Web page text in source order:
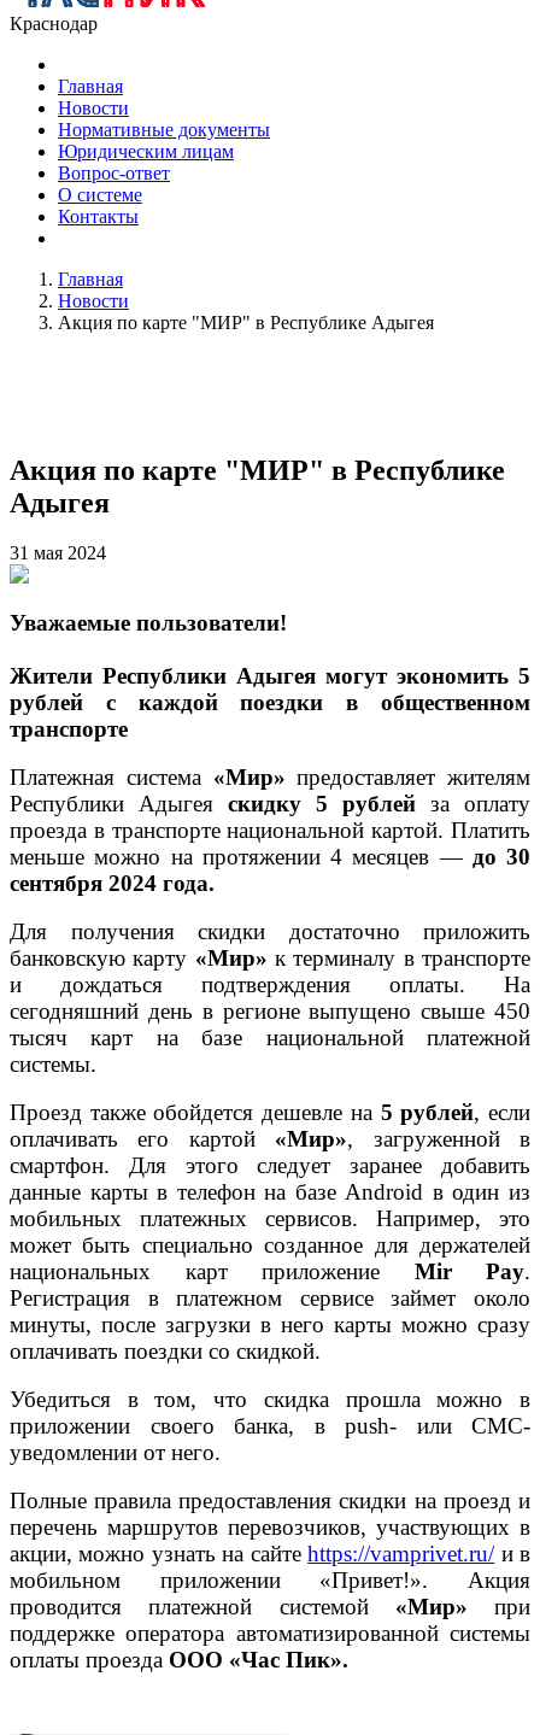
Краснодар
Главная
Новости
Нормативные документы
Юридическим лицам
Вопрос-ответ
О системе
Контакты
Главная
Новости
Акция по карте "МИР" в Республике Адыгея
Акция по карте "МИР" в Республике
Адыгея
31 мая 2024
Уважаемые пользователи!
Жители Республики Адыгея могут экономить 5
рублей с каждой поездки в общественном
транспорте
Платежная система «Мир» предоставляет жителям
Республики Адыгея скидку 5 рублей за оплату
проезда в транспорте национальной картой. Платить
меньше можно на протяжении 4 месяцев — до 30
сентября 2024 года.
Для получения скидки достаточно приложить
банковскую карту «Мир»к терминалу в транспорте
и дождаться подтверждения оплаты. На
сегодняшний день в регионе выпущено свыше 450
тысяч карт на базе национальной платежной
системы.
Проезд также обойдется дешевле на 5 рублей, если
оплачивать его картой «Мир», загруженной в
смартфон. Для этого следует заранее добавить
данные карты в телефон на базе Android в один из
мобильных платежных сервисов. Например, это
может быть специально созданное для держателей
национальных карт приложение Mir Pay.
Регистрация в платежном сервисе займет около
минуты, после загрузки в него карты можно сразу
оплачивать поездки со скидкой.
Убедиться в том, что скидка прошла можно в
приложении своего банка, в push- или СМС-
уведомлении от него.
Полные правила предоставления скидки на проезд и
перечень маршрутов перевозчиков, участвующих в
акции, можно узнать на сайтеhttps://vamprivet.ru/и в
мобильном приложении «Привет!». Акция
проводится платежной системой «Мир» при
поддержке оператора автоматизированной системы
оплаты проезда ООО «Час Пик».